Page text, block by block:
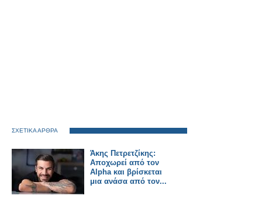
ΣΧΕΤΙΚΑ ΑΡΘΡΑ
Άκης Πετρετζίκης:
Αποχωρεί από τον
Alpha και βρίσκεται
μια ανάσα από τον...